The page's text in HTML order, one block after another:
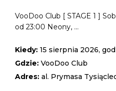
VooDoo Club [ STAGE 1 ]
od 23:00 Neony, ...
Kiedy: 15 sierpnia 2026,
Gdzie: VooDoo Club
Adres: al. Prymasa